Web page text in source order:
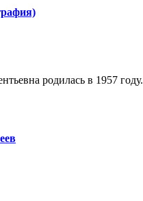
родилась в 1957 году.